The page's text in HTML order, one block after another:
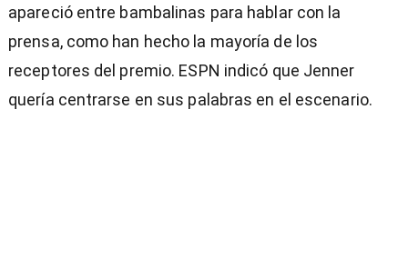
apareció entre bambalinas para hablar con la
prensa, como han hecho la mayoría de los
receptores del premio. ESPN indicó que Jenner
quería centrarse en sus palabras en el escenario.